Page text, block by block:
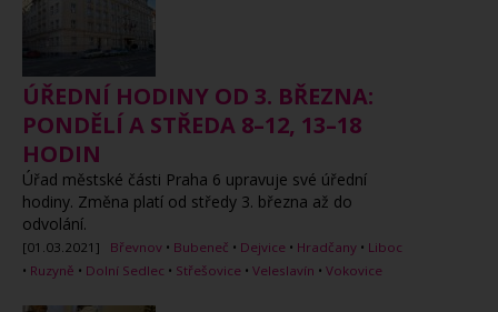
ÚŘEDNÍ HODINY OD 3. BŘEZNA:
PONDĚLÍ A STŘEDA 8–12, 13–18
HODIN
Úřad městské části Praha 6 upravuje své úřední
hodiny. Změna platí od středy 3. března až do
odvolání.
[01.03.2021] Břevnov • Bubeneč • Dejvice • Hradčany • Liboc
• Ruzyně • Dolní Sedlec • Střešovice • Veleslavín • Vokovice